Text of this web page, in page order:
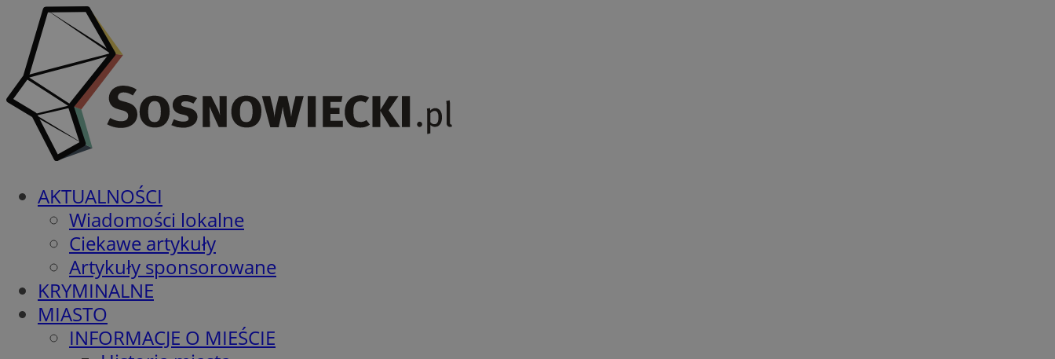
AKTUALNOŚCI
Wiadomości lokalne
Ciekawe artykuły
Artykuły sponsorowane
KRYMINALNE
MIASTO
INFORMACJE O MIEŚCIE